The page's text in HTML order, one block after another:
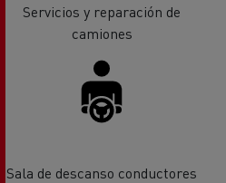
Servicios y reparación de
camiones
Sala de descanso conductores